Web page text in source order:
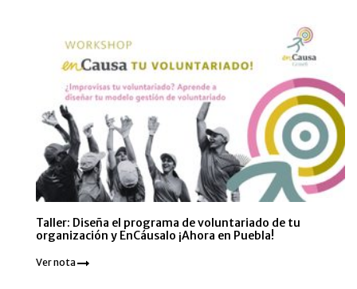
Taller: Diseña el programa de voluntariado de tu
organización y EnCáusalo ¡Ahora en Puebla!
Ver nota